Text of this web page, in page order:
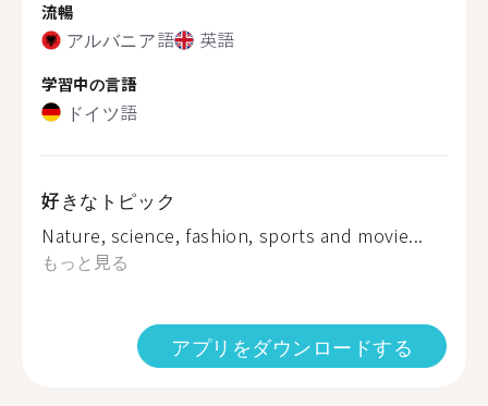
流暢
アルバニア語 英語
学習中の言語
ドイツ語
好きなトピック
Nature, science, fashion, sports and movie...
もっと見る
アプリをダウンロードする